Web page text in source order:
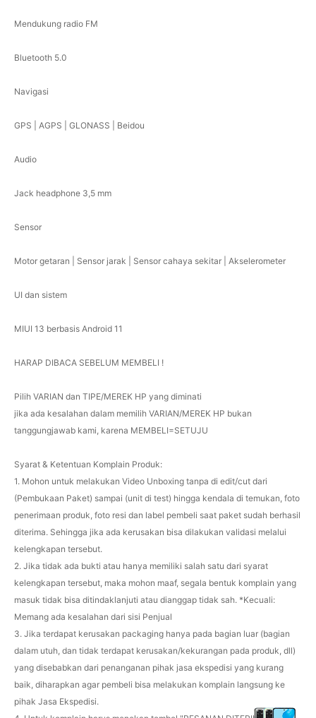
Mendukung radio FM
Bluetooth 5.0
Navigasi
GPS | AGPS | GLONASS | Beidou
Audio
Jack headphone 3,5 mm
Sensor
Motor getaran | Sensor jarak | Sensor cahaya sekitar | Akselerometer
UI dan sistem
MIUI 13 berbasis Android 11
HARAP DIBACA SEBELUM MEMBELI !
Pilih VARIAN dan TIPE/MEREK HP yang diminati
jika ada kesalahan dalam memilih VARIAN/MEREK HP bukan
tanggungjawab kami, karena MEMBELI=SETUJU
Syarat & Ketentuan Komplain Produk:
1. Mohon untuk melakukan Video Unboxing tanpa di edit/cut dari
(Pembukaan Paket) sampai (unit di test) hingga kendala di temukan, foto
penerimaan produk, foto resi dan label pembeli saat paket sudah berhasil
diterima. Sehingga jika ada kerusakan bisa dilakukan validasi melalui
kelengkapan tersebut.
2. Jika tidak ada bukti atau hanya memiliki salah satu dari syarat
kelengkapan tersebut, maka mohon maaf, segala bentuk komplain yang
masuk tidak bisa ditindaklanjuti atau dianggap tidak sah. *Kecuali:
Memang ada kesalahan dari sisi Penjual
3. Jika terdapat kerusakan packaging hanya pada bagian luar (bagian
dalam utuh, dan tidak terdapat kerusakan/kekurangan pada produk, dll)
yang disebabkan dari penanganan pihak jasa ekspedisi yang kurang
baik, diharapkan agar pembeli bisa melakukan komplain langsung ke
pihak Jasa Ekspedisi.